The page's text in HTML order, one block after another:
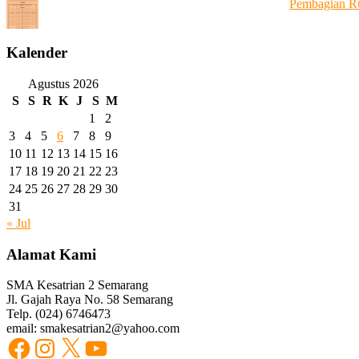
Pembagian
Kalender
Agustus 2026
S
S R K J S M
1
2
3
4 5 6 7 8
9
10 11 12 13 14 15 16
17 18 19 20 21 22 23
24 25 26 27 28 29 30
31
« Jul
Alamat Kami
SMA Kesatrian 2 Semarang
Jl. Gajah Raya No. 58 Semarang
Telp. (024) 6746473
email: smakesatrian2@yahoo.com
FacebookInstagram
X YouTube